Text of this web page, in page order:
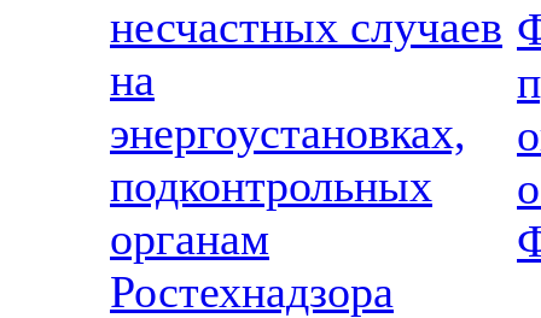
несчастных случаев
на
энергоустановках,
подконтрольных
органам
Ростехнадзора